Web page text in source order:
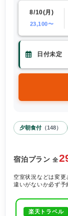
8/10(月)
23,100〜
夕朝食付 （148）
宿泊プラン 全
空室状況などは変
違いがないか必ず予
楽天トラベル